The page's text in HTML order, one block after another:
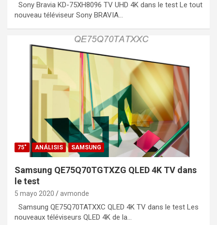
Sony Bravia KD-75XH8096 TV UHD 4K dans le test Le tout
nouveau téléviseur Sony BRAVIA…
75" ANÁLISIS SAMSUNG
Samsung QE75Q70TGTXZG QLED 4K TV dans
le test
5 mayo 2020 avmonde
Samsung QE75Q70TATXXC QLED 4K TV dans le test Les
nouveaux téléviseurs QLED 4K de la…